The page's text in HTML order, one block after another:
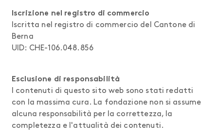
Iscrizione nel registro di commercio
Iscritta nel registro di commercio del Cantone di
Berna
UID: CHE-106.048.856
Esclusione di responsabilità
I contenuti di questo sito web sono stati redatti
con la massima cura. La fondazione non si assume
alcuna responsabilità per la correttezza, la
completezza e l'attualità dei contenuti.